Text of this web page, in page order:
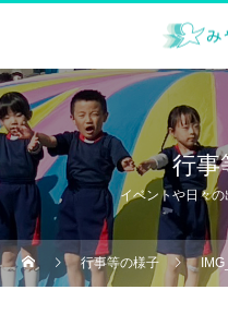
行事
イベントや日々
行事等の様子